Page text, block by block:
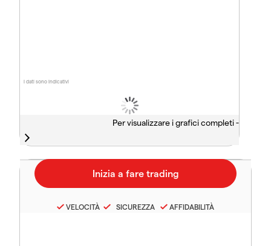
I dati sono indicativi
Per visualizzare i grafici completi -
VELOCITÀ SICUREZZA AFFIDABILITÀ